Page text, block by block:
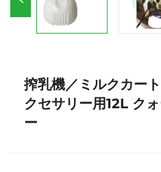
搾乳機／ミルクカー
クセサリー用12L ク
ー